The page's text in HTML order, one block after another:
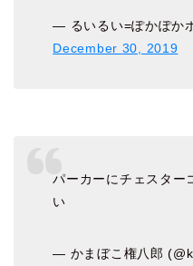
— るいるい=ぽかぽか
December 30, 2019
パーカーにチェスター
い
— かまぼこ権八郎